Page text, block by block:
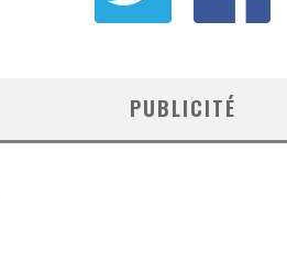
PUBLICITÉ